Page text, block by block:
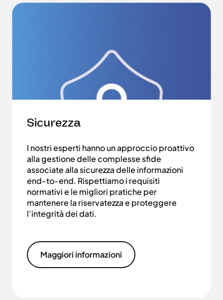
Sicurezza
I nostri esperti hanno un approccio proattivo
alla gestione delle complesse sfide
associate alla sicurezza delle informazioni
end-to-end. Rispettiamo i requisiti
normativi e le migliori pratiche per
mantenere la riservatezza e proteggere
l’integrità dei dati.
Maggiori informazioni